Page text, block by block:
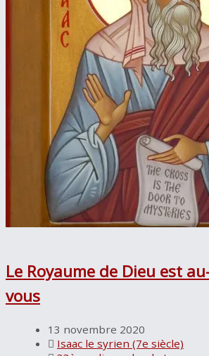
Le Royaume de Dieu est
vous
13 novembre 2020
Isaac le syrien (7e siècle)